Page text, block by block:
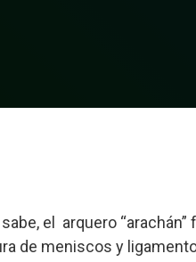
el arquero
de meniscos y